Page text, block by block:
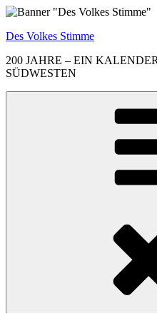
Zum
springen
Des Volkes Stimme
200 JAHRE – EIN
SÜDWESTEN